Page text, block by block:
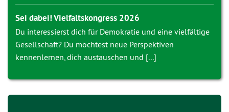
Sei dabei! Vielfaltskongress 2026
Du interessierst dich für Demokratie und eine vielfältige
Gesellschaft? Du möchtest neue Perspektiven
kennenlernen, dich austauschen und [...]